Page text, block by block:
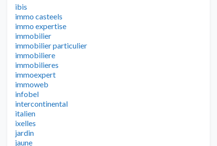
ibis
immo casteels
immo expertise
immobilier
immobilier particulier
immobiliere
immobilieres
immoexpert
immoweb
infobel
intercontinental
italien
ixelles
jardin
jaune